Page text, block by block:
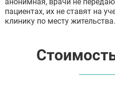
пациентах, их не ставят на
клинику по месту жительства.